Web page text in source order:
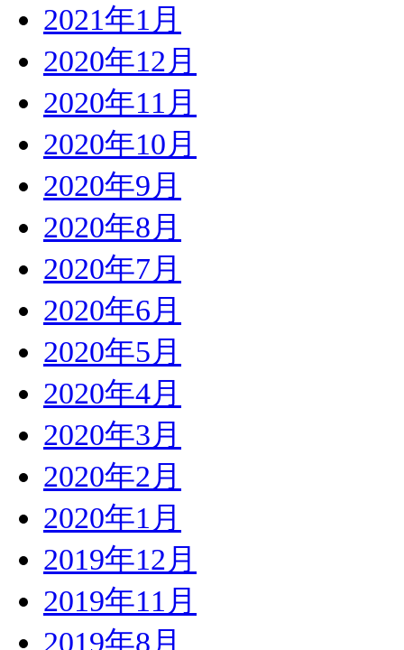
2021年1月
2020年12月
2020年11月
2020年10月
2020年9月
2020年8月
2020年7月
2020年6月
2020年5月
2020年4月
2020年3月
2020年2月
2020年1月
2019年12月
2019年11月
2019年8月